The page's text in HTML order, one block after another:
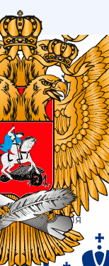
01
150 г краски.
Какое
нужно для